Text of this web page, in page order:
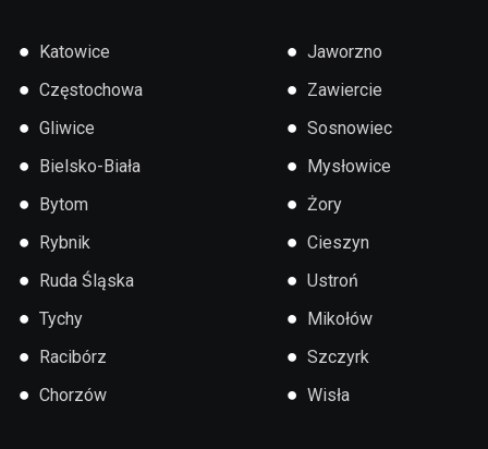
● Katowice
● Częstochowa
● Gliwice
● Bielsko-Biała
● Bytom
● Rybnik
● Ruda Śląska
● Tychy
● Racibórz
● Chorzów
● Jaworzno
● Zawiercie
● Sosnowiec
● Mysłowice
● Żory
● Cieszyn
● Ustroń
● Mikołów
● Szczyrk
● Wisła